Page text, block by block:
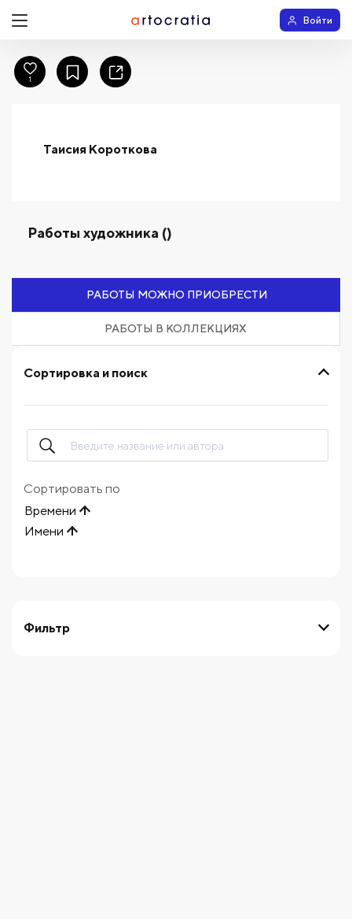
Войти
Таисия Короткова
Работы художника ()
РАБОТЫ МОЖНО ПРИОБРЕСТИ
РАБОТЫ В КОЛЛЕКЦИЯХ
Фильтр
Сортировка и поиск
Сортировать по
Времени
Имени
1